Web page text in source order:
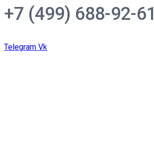
+7 (499) 688-92-61
Telegram Vk